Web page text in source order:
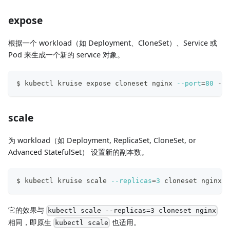
expose
根据一个 workload（如 Deployment、CloneSet）、Service 或
Pod 来生成一个新的 service 对象。
$ kubectl kruise expose cloneset nginx --port=80 --
scale
为 workload（如 Deployment, ReplicaSet, CloneSet, or
Advanced StatefulSet） 设置新的副本数。
$ kubectl kruise scale --replicas=3 cloneset nginx
它的效果与 kubectl scale --replicas=3 cloneset nginx
相同，即原生 kubectl scale 也适用。